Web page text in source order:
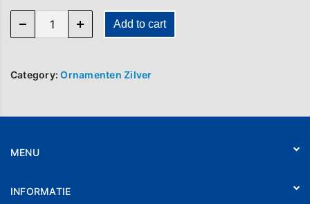
FL 280-S quantity Add to cart
Category:Ornamenten Zilver
MENU
Webshop
INFORMATIE